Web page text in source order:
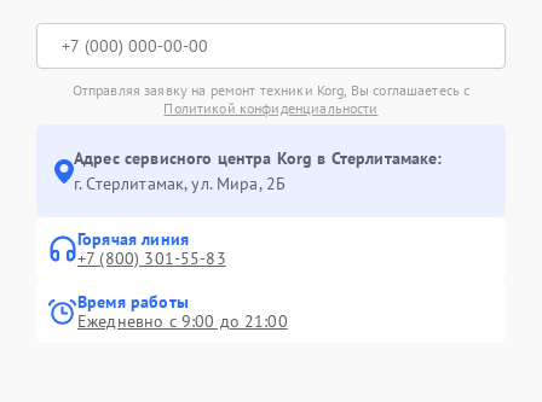
Отправляя заявку на ремонт техники Korg, Вы соглашаетесь с
Политикой конфиденциальности
Адрес сервисного центра Korg в Стерлитамаке:
г. Стерлитамак, ул. Мира, 2Б
Горячая линия
+7 (800) 301-55-83
Время работы
Ежедневно с 9:00 до 21:00